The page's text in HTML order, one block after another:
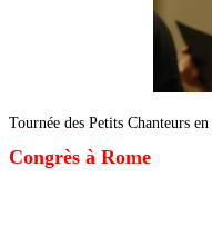
Tournée des Petits Chanteurs en
Congrès à Rome